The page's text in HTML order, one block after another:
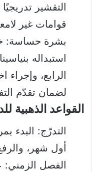
التقشير
قوامات غير
استبداله
الرابع،
لضمان تقدّم
القواعد الذهبية
التدرّج: البدء
أول شهر،